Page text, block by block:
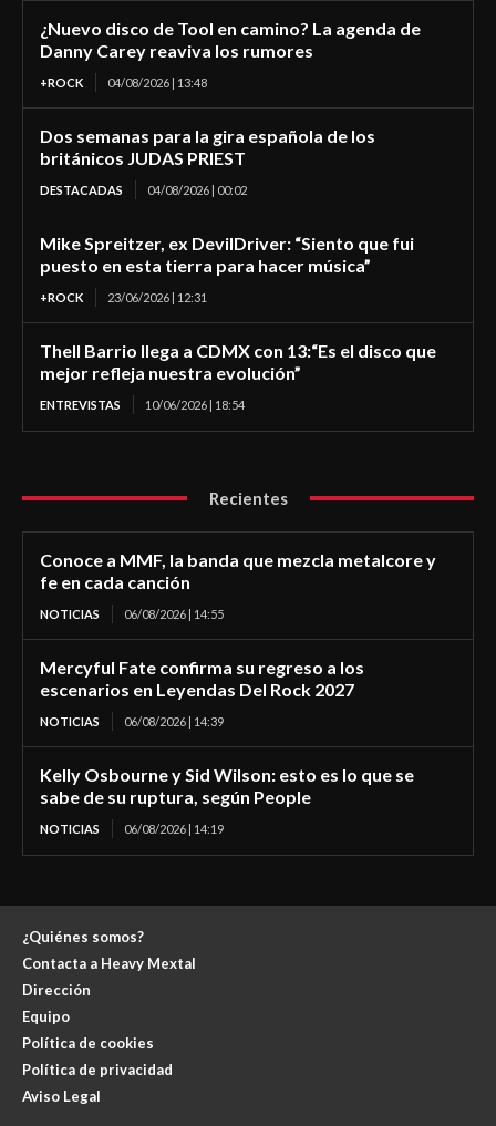
¿Nuevo disco de Tool en camino? La agenda de
Danny Carey reaviva los rumores
+ROCK 04/08/2026 | 13:48
Dos semanas para la gira española de los
británicos JUDAS PRIEST
DESTACADAS 04/08/2026 | 00:02
Mike Spreitzer, ex DevilDriver: “Siento que fui
puesto en esta tierra para hacer música”
+ROCK 23/06/2026 | 12:31
Thell Barrio llega a CDMX con 13:“Es el disco que
mejor refleja nuestra evolución”
ENTREVISTAS 10/06/2026 | 18:54
Recientes
Conoce a MMF, la banda que mezcla metalcore y
fe en cada canción
NOTICIAS 06/08/2026 | 14:55
Mercyful Fate confirma su regreso a los
escenarios en Leyendas Del Rock 2027
NOTICIAS 06/08/2026 | 14:39
Kelly Osbourne y Sid Wilson: esto es lo que se
sabe de su ruptura, según People
NOTICIAS 06/08/2026 | 14:19
¿Quiénes somos?
Contacta a Heavy Mextal
Dirección
Equipo
Política de cookies
Política de privacidad
Aviso Legal